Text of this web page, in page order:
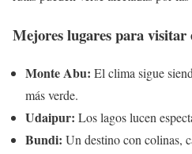
Mejores lugares para visitar
Monte Abu: El clima sigue
más verde.
Udaipur: Los lagos lucen
Bundi: Un destino con colinas,